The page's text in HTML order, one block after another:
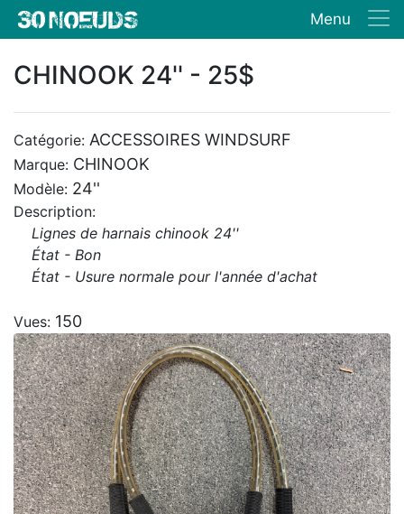
Menu
CHINOOK 24'' - 25$
Catégorie: ACCESSOIRES WINDSURF
Marque: CHINOOK
Modèle: 24''
Description:
Lignes de harnais chinook 24''
État - Bon
État - Usure normale pour l'année d'achat
Vues: 150